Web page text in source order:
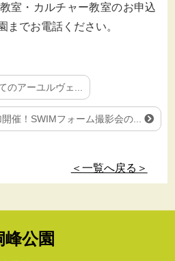
室・カルチャー教室のお申込
までお電話ください。
アーユルヴェ...
催！SWIMフォーム撮影会の...
＜一覧へ戻る＞
峰公園